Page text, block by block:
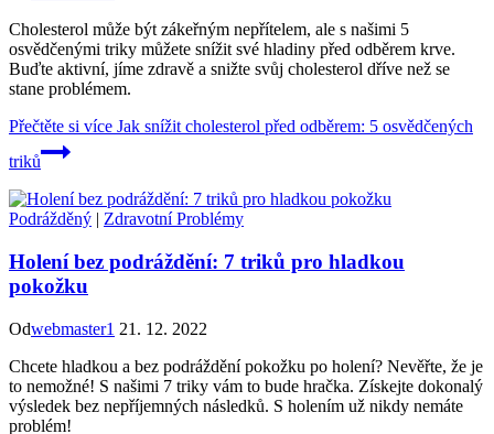
Cholesterol může být zákeřným nepřítelem, ale s našimi 5
osvědčenými triky můžete snížit své hladiny před odběrem krve.
Buďte aktivní, jíme zdravě a snižte svůj cholesterol dříve než se
stane problémem.
Přečtěte si více Jak snížit cholesterol před odběrem: 5 osvědčených
triků
Podrážděný | Zdravotní Problémy
Holení bez podráždění: 7 triků pro hladkou
pokožku
Odwebmaster1 21. 12. 2022
Chcete hladkou a bez podráždění pokožku po holení? Nevěřte, že je
to nemožné! S našimi 7 triky vám to bude hračka. Získejte dokonalý
výsledek bez nepříjemných následků. S holením už nikdy nemáte
problém!